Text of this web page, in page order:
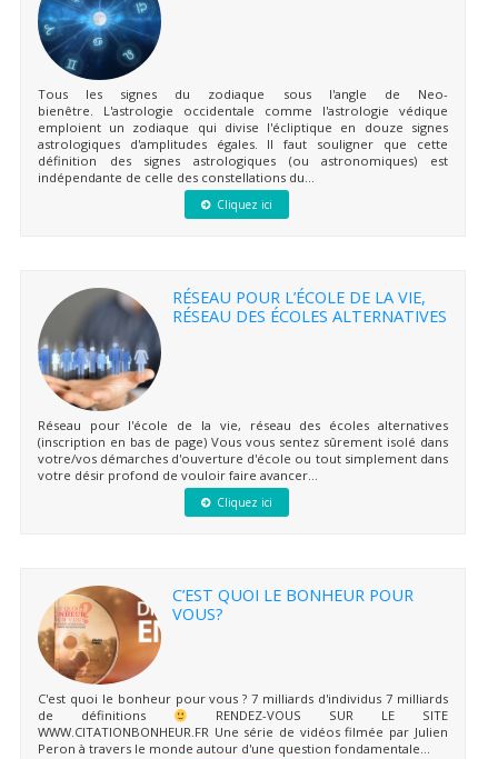
Tous les signes du zodiaque sous l'angle de Neo-
bienêtre. L'astrologie occidentale comme l'astrologie védique
emploient un zodiaque qui divise l'écliptique en douze signes
astrologiques d'amplitudes égales. Il faut souligner que cette
définition des signes astrologiques (ou astronomiques) est
indépendante de celle des constellations du...
Cliquez ici
RÉSEAU POUR L’ÉCOLE DE LA VIE,
RÉSEAU DES ÉCOLES ALTERNATIVES
Réseau pour l'école de la vie, réseau des écoles alternatives
(inscription en bas de page) Vous vous sentez sûrement isolé dans
votre/vos démarches d'ouverture d'école ou tout simplement dans
votre désir profond de vouloir faire avancer...
Cliquez ici
C’EST QUOI LE BONHEUR POUR
VOUS?
C'est quoi le bonheur pour vous ? 7 milliards d'individus 7 milliards
de définitions
RENDEZ-VOUS SUR LE SITE
WWW.CITATIONBONHEUR.FR Une série de vidéos filmée par Julien
Peron à travers le monde autour d'une question fondamentale...